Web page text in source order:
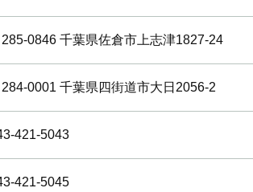
285-0846 千葉県佐倉市上志津1827-24
284-0001 千葉県四街道市大日2056-2
421-5043
421-5045